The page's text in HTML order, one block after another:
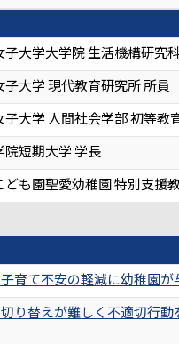
子大学大学院 生活機構研究
子大学 現代教育研究所 所員
子大学 人間社会学部 初等教
院短期大学 学長
ども園聖愛幼稚園 特別支援
育て不安の軽減に幼稚園
り替えが難しく不適切行